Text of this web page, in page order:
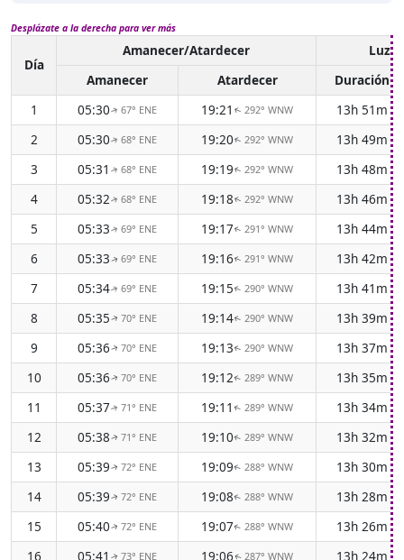
Desplázate a la derecha para ver más
Día
Amanecer/Atardecer
Luz
Amanecer
Atardecer
Duración
1
05:30↑67° ENE 19:21 ↑ 292° WNW
13h 51m
2
05:30↑68° ENE 19:20↑ 292° WNW
13h 49m
3
05:31 ↑68° ENE 19:19↑ 292° WNW
13h 48m
4
05:32↑68° ENE 19:18↑ 292° WNW
13h 46m
5
05:33↑69° ENE 19:17↑ 291° WNW
13h 44m
6
05:33↑69° ENE 19:16↑ 291° WNW
13h 42m
7
05:34↑69° ENE 19:15↑ 290° WNW
13h 41m
8
05:35↑70° ENE 19:14↑ 290° WNW
13h 39m
9
05:36↑70° ENE 19:13↑ 290° WNW
13h 37m
10
05:36↑70° ENE 19:12↑ 289° WNW
13h 35m
11
05:37↑71° ENE 19:11 ↑ 289° WNW
13h 34m
12
05:38↑71° ENE 19:10↑ 289° WNW
13h 32m
13
05:39↑72° ENE 19:09↑ 288° WNW
13h 30m
14
05:39↑72° ENE 19:08↑ 288° WNW
13h 28m
15
05:40↑72° ENE 19:07↑ 288° WNW
13h 26m
16
05:41 ↑73° ENE 19:06↑ 287° WNW
13h 24m